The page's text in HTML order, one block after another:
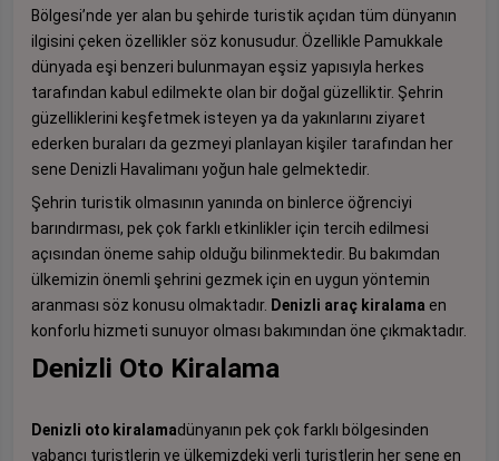
Bölgesi’nde yer alan bu şehirde turistik açıdan tüm dünyanın
ilgisini çeken özellikler söz konusudur. Özellikle Pamukkale
dünyada eşi benzeri bulunmayan eşsiz yapısıyla herkes
tarafından kabul edilmekte olan bir doğal güzelliktir. Şehrin
güzelliklerini keşfetmek isteyen ya da yakınlarını ziyaret
ederken buraları da gezmeyi planlayan kişiler tarafından her
sene Denizli Havalimanı yoğun hale gelmektedir.
Şehrin turistik olmasının yanında on binlerce öğrenciyi
barındırması, pek çok farklı etkinlikler için tercih edilmesi
açısından öneme sahip olduğu bilinmektedir. Bu bakımdan
ülkemizin önemli şehrini gezmek için en uygun yöntemin
aranması söz konusu olmaktadır. Denizli araç kiralama en
konforlu hizmeti sunuyor olması bakımından öne çıkmaktadır.
Denizli Oto Kiralama
Denizli oto kiralamadünyanın pek çok farklı bölgesinden
yabancı turistlerin ve ülkemizdeki yerli turistlerin her sene en